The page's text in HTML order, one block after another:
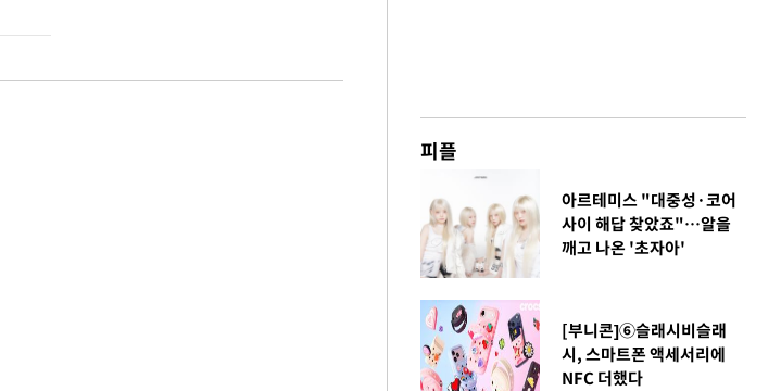
피플
아르테미스 "대중성·코어
사이 해답 찾았죠"…알을
깨고 나온 '초자아'
[부니콘]⑥슬래시비슬래
시, 스마트폰 액세서리에
NFC 더했다